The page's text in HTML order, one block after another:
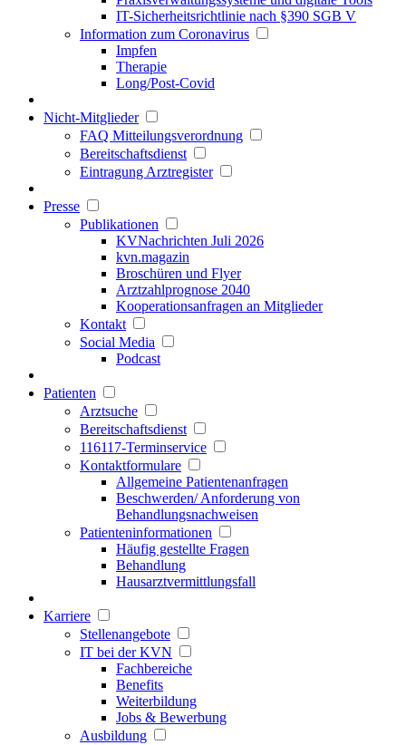
IT-Sicherheitsrichtlinie nach §390 SGB V
Information zum Coronavirus
Impfen
Therapie
Long/Post-Covid
Nicht-Mitglieder
FAQ Mitteilungsverordnung
Bereitschaftsdienst
Eintragung Arztregister
Presse
Publikationen
KVNachrichten Juli 2026
kvn.magazin
Broschüren und Flyer
Arztzahlprognose 2040
Kooperationsanfragen an Mitglieder
Kontakt
Social Media
Podcast
Patienten
Arztsuche
Bereitschaftsdienst
116117-Terminservice
Kontaktformulare
Allgemeine Patientenanfragen
Beschwerden/ Anforderung von
Behandlungsnachweisen
Patienteninformationen
Häufig gestellte Fragen
Behandlung
Hausarztvermittlungsfall
Karriere
Stellenangebote
IT bei der KVN
Fachbereiche
Benefits
Weiterbildung
Jobs & Bewerbung
Ausbildung